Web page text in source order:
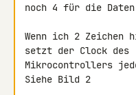
noch 4 für die
Wenn ich 2
setzt der Clock des
Mikrocontrollers
Siehe Bild 2